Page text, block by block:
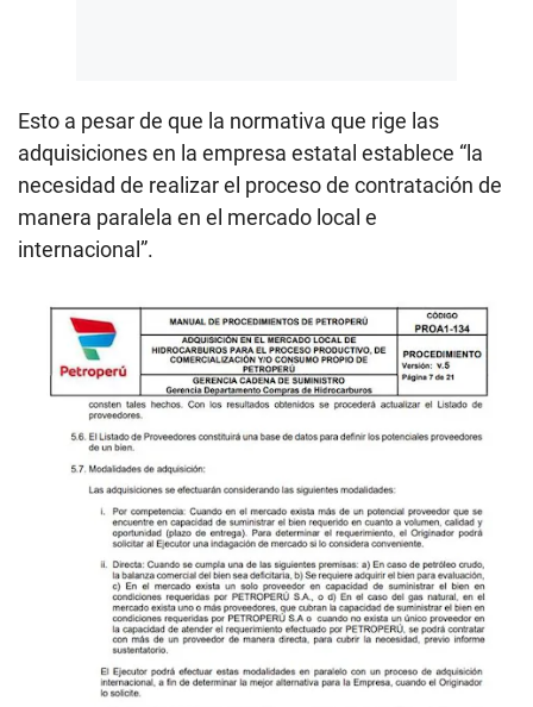
Esto a pesar de que la normativa que rige las
adquisiciones en la empresa estatal establece “la
necesidad de realizar el proceso de contratación de
manera paralela en el mercado local e
internacional”.